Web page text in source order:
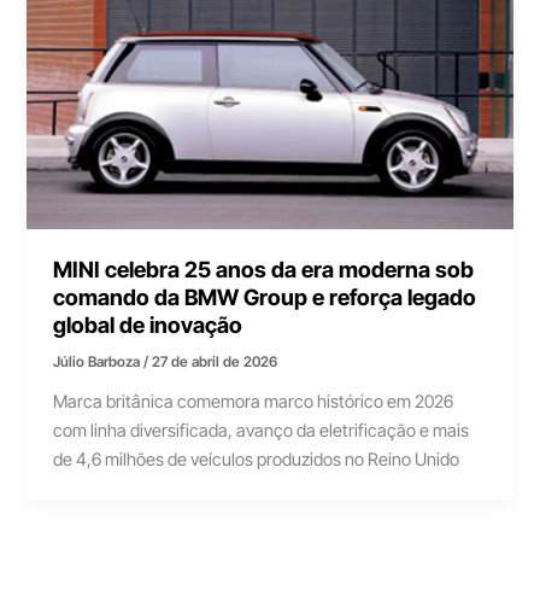
MINI celebra 25 anos da era moderna sob
comando da BMW Group e reforça legado
global de inovação
Júlio Barboza/27 de abril de 2026
Marca britânica comemora marco histórico em 2026
com linha diversificada, avanço da eletrificação e mais
de 4,6 milhões de veículos produzidos no Reino Unido